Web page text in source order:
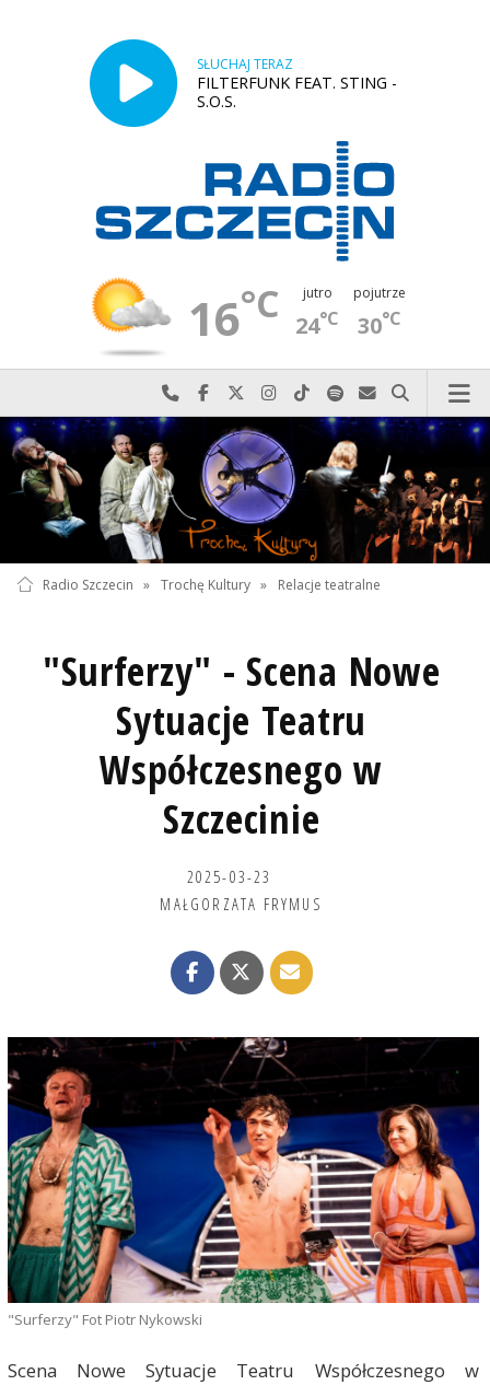
SŁUCHAJ TERAZ
FILTERFUNK FEAT. STING -
S.O.S.
16°C jutro
24°C
pojutrze
30°C
Najlepiej po prostu do nas zadzwoń
Odwiedź nas na Facebook-u
Odwiedź nas na X
Odwiedź nas na Instagram-ie
Odwiedź nas na TikTok-u
Szukaj nas na Spotify
Wyślij do nas
Szukaj
Radio Szczecin » Trochę Kultury » Relacje teatralne
"Surferzy" - Scena Nowe
Sytuacje Teatru
Współczesnego w
Szczecinie
2025-03-23
MAŁGORZATA FRYMUS
"Surferzy" Fot Piotr Nykowski
Scena Nowe Sytuacje Teatru Współczesnego w